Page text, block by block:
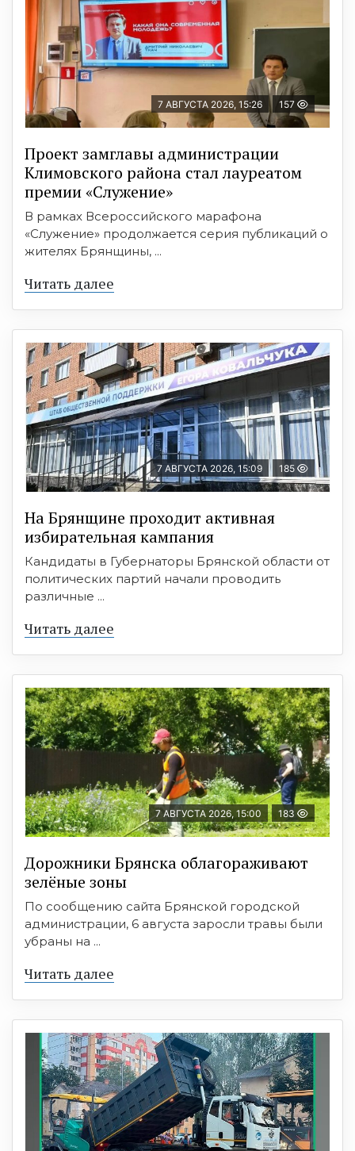
7 АВГУСТА 2026, 15:26 157
Проект замглавы администрации
Климовского района стал лауреатом
премии «Служение»
В рамках Всероссийского марафона
«Служение» продолжается серия публикаций о
жителях Брянщины, ...
Читать далее
7 АВГУСТА 2026, 15:09 185
На Брянщине проходит активная
избирательная кампания
Кандидаты в Губернаторы Брянской области от
политических партий начали проводить
различные ...
Читать далее
7 АВГУСТА 2026, 15:00 183
Дорожники Брянска облагораживают
зелёные зоны
По сообщению сайта Брянской городской
администрации, 6 августа заросли травы были
убраны на ...
Читать далее